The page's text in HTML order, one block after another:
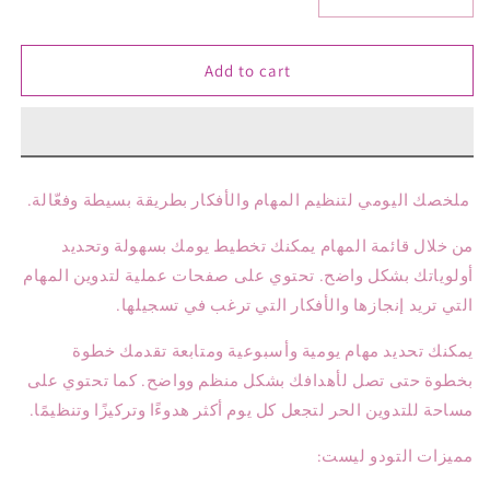
quantity
for
ليست
quantity
for
ليست
Add to cart
من خلال قائمة المهام يمكنك تخطيط يومك بسهولة وتحديد
أولوياتك بشكل واضح. تحتوي على صفحات عملية لتدوين المهام
التي تريد إنجازها والأفكار التي ترغب في تسجيلها.
يمكنك تحديد مهام يومية وأسبوعية ومتابعة تقدمك خطوة
بخطوة حتى تصل لأهدافك بشكل منظم وواضح. كما تحتوي على
مساحة للتدوين الحر لتجعل كل يوم أكثر هدوءًا وتركيزًا وتنظيمًا.
مميزات التودو ليست: